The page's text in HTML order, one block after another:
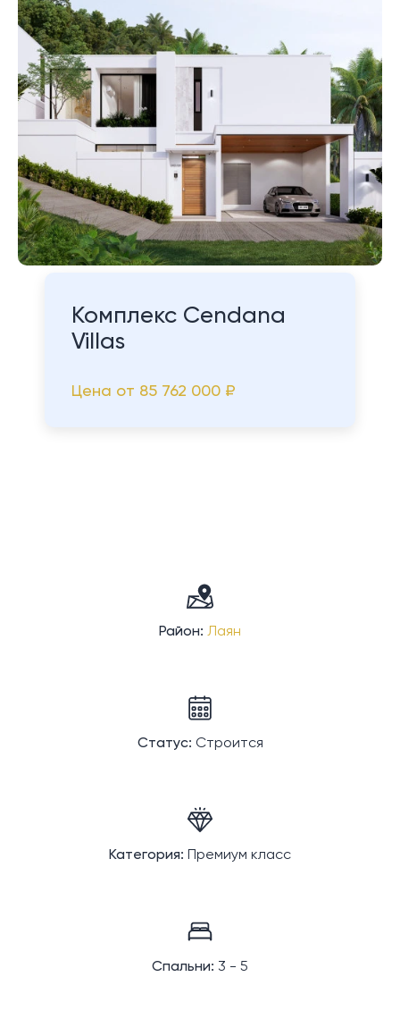
Комплекс Cendana
Villas
Цена от 85 762 000 ₽
Район: Лаян
Статус: Строится
Категория: Премиум класс
Спальни: 3 - 5